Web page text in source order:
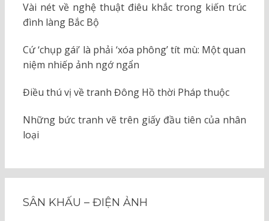
Vài nét về nghệ thuật điêu khắc trong kiến trúc
đình làng Bắc Bộ
Cứ ‘chụp gái’ là phải ‘xóa phông’ tít mù: Một quan
niệm nhiếp ảnh ngớ ngẩn
Điều thú vị về tranh Đông Hồ thời Pháp thuộc
Những bức tranh vẽ trên giấy đầu tiên của nhân
loại
SÂN KHẤU – ĐIỆN ẢNH